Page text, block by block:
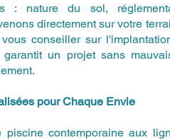
: nature du sol,
directement sur votre
conseiller sur
un projet sans
pour Chaque Envie
contemporaine aux